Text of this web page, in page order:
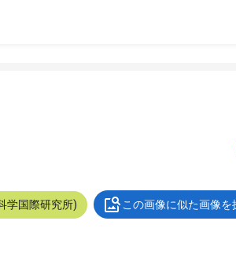
学国際研究所) この画像に似た画像を